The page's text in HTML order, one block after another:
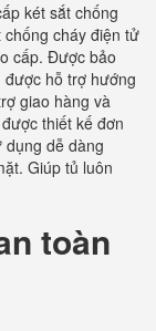
két sắt chống
cháy điện tử
cấp. Được bảo
được hỗ trợ hướng
giao hàng và
thiết kế đơn
dễ dàng
Giúp tủ luôn
toàn